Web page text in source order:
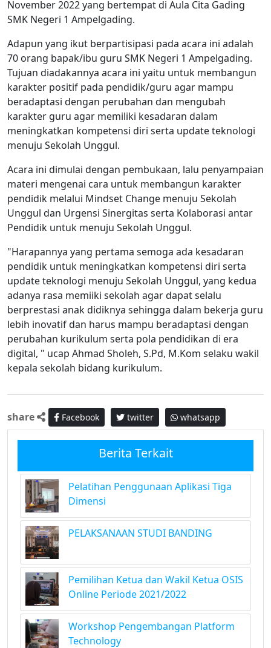
November 2022 yang bertempat di Aula Cita Gading
SMK Negeri 1 Ampelgading.
Adapun yang ikut berpartisipasi pada acara ini adalah
70 orang bapak/ibu guru SMK Negeri 1 Ampelgading.
Tujuan diadakannya acara ini yaitu untuk membangun
karakter positif pada pendidik/guru agar mampu
beradaptasi dengan perubahan dan mengubah
karakter guru agar memiliki kesadaran dalam
meningkatkan kompetensi diri serta update teknologi
menuju Sekolah Unggul.
Acara ini dimulai dengan pembukaan, lalu penyampaian
materi mengenai cara untuk membangun karakter
pendidik melalui Mindset Change menuju Sekolah
Unggul dan Urgensi Sinergitas serta Kolaborasi antar
Pendidik untuk menuju Sekolah Unggul.
"Harapannya yang pertama semoga ada kesadaran
pendidik untuk meningkatkan kompetensi diri serta
update teknologi menuju Sekolah Unggul, yang kedua
adanya rasa memiiki sekolah agar dapat selalu
berprestasi anak didiknya sehingga dalam bekerja guru
lebih inovatif dan harus mampu beradaptasi dengan
perubahan kurikulum serta pola pendidikan di era
digital, " ucap Ahmad Sholeh, S.Pd, M.Kom selaku wakil
kepala sekolah bidang kurikulum.
share Facebook twitter whatsapp
Berita Terkait
Pelatihan Penggunaan Aplikasi Tiga
Dimensi
PELAKSANAAN STUDI BANDING
Pemilihan Ketua dan Wakil Ketua OSIS
Online Periode 2021/2022
Workshop Pengembangan Platform
Technology